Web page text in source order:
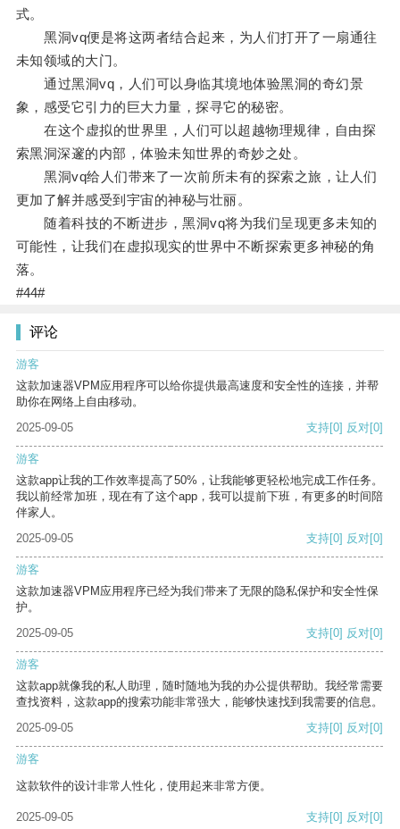
式。
黑洞vq便是将这两者结合起来，为人们打开了一扇通往
未知领域的大门。
通过黑洞vq，人们可以身临其境地体验黑洞的奇幻景
象，感受它引力的巨大力量，探寻它的秘密。
在这个虚拟的世界里，人们可以超越物理规律，自由探
索黑洞深邃的内部，体验未知世界的奇妙之处。
黑洞vq给人们带来了一次前所未有的探索之旅，让人们
更加了解并感受到宇宙的神秘与壮丽。
随着科技的不断进步，黑洞vq将为我们呈现更多未知的
可能性，让我们在虚拟现实的世界中不断探索更多神秘的角
落。
#44#
评论
游客
这款加速器VPM应用程序可以给你提供最高速度和安全性的连接，并帮
助你在网络上自由移动。
2025-09-05
支持[0] 反对[0]
游客
这款app让我的工作效率提高了50%，让我能够更轻松地完成工作任务。
我以前经常加班，现在有了这个app，我可以提前下班，有更多的时间陪
伴家人。
2025-09-05
支持[0] 反对[0]
游客
这款加速器VPM应用程序已经为我们带来了无限的隐私保护和安全性保
护。
2025-09-05
支持[0] 反对[0]
游客
这款app就像我的私人助理，随时随地为我的办公提供帮助。我经常需要
查找资料，这款app的搜索功能非常强大，能够快速找到我需要的信息。
2025-09-05
支持[0] 反对[0]
游客
这款软件的设计非常人性化，使用起来非常方便。
2025-09-05 支持[0] 反对[0]